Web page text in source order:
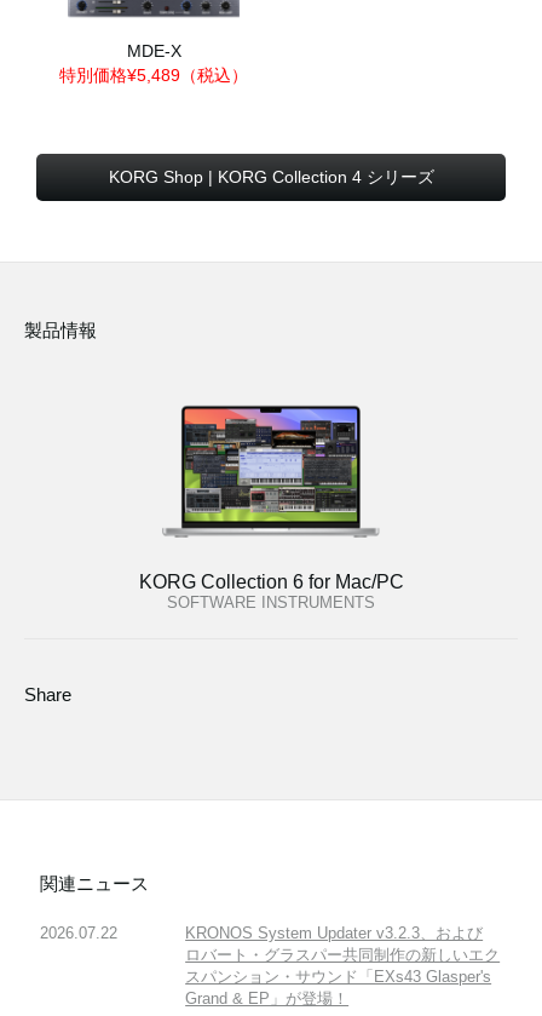
MDE-X
特別価格¥5,489（税込）
KORG Shop | KORG Collection 4 シリーズ
製品情報
KORG Collection 6 for Mac/PC
SOFTWARE INSTRUMENTS
Share
関連ニュース
2026.07.22
KRONOS System Updater v3.2.3、および
ロバート・グラスパー共同制作の新しいエク
スパンション・サウンド「EXs43 Glasper's
Grand & EP」が登場！